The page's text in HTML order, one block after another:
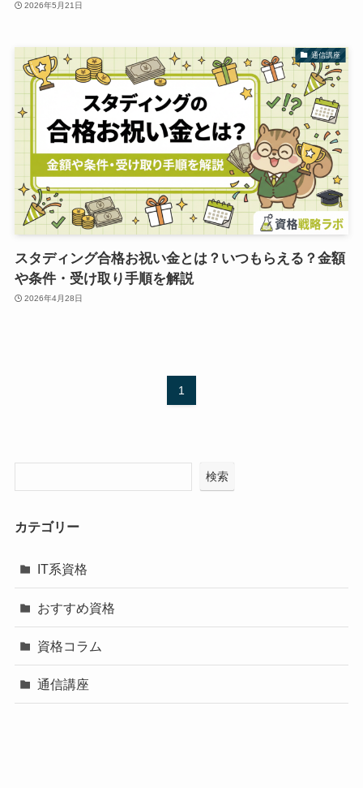
2026年5月21日
通信講座
スタディング合格お祝い金とは？いつもらえる？金額
や条件・受け取り手順を解説
2026年4月28日
1
検索
カテゴリー
IT系資格
おすすめ資格
資格コラム
通信講座